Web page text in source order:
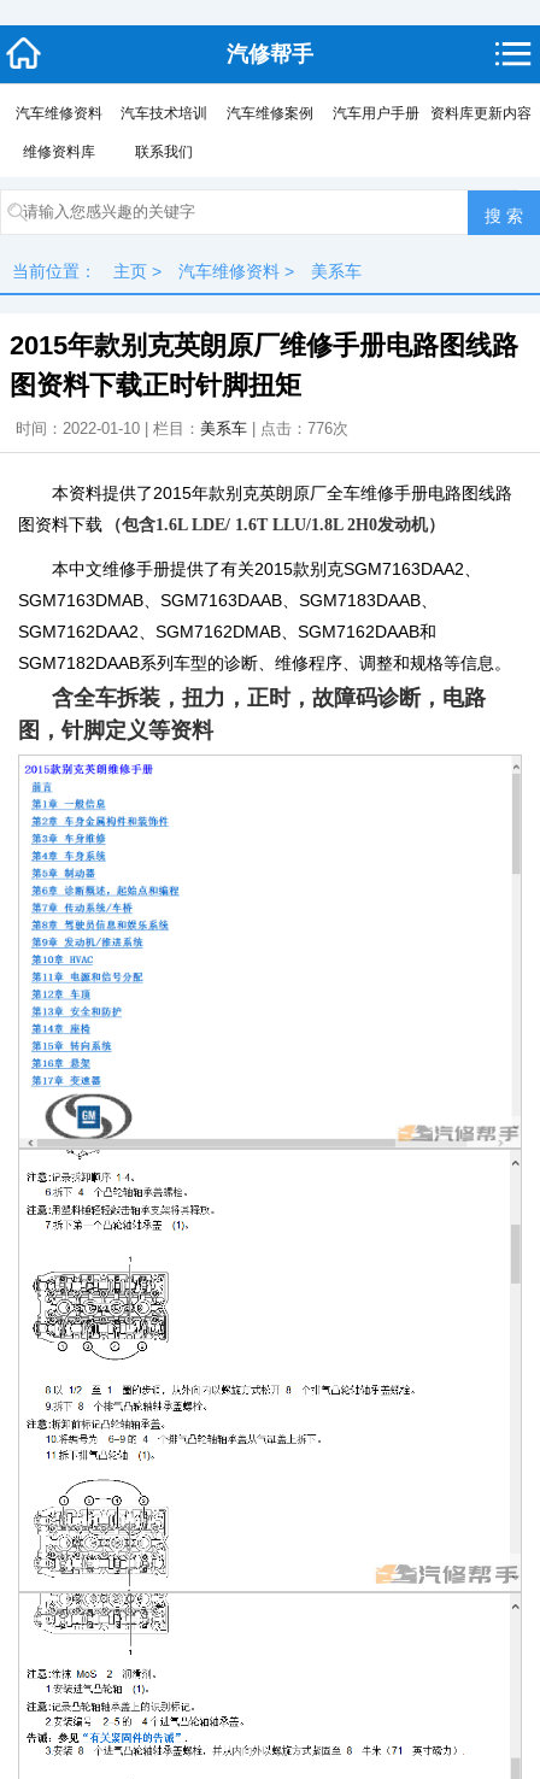
汽修帮手
汽车维修资料 汽车技术培训 汽车维修案例 汽车用户手册 资料库更新内容
维修资料库 联系我们
当前位置： 主页 > 汽车维修资料 > 美系车
2015年款别克英朗原厂维修手册电路图线路
图资料下载正时针脚扭矩
时间：2022-01-10 | 栏目： 美系车 | 点击： 776次
本资料提供了2015年款别克英朗原厂全车维修手册电路图线路
图资料下载
（包含1.6L LDE/ 1.6T LLU/1.8L 2H0发动机）
本中文维修手册提供了有关2015款别克SGM7163DAA2、
SGM7163DMAB、SGM7163DAAB、SGM7183DAAB、
SGM7162DAA2、SGM7162DMAB、SGM7162DAAB和
SGM7182DAAB系列车型的诊断、维修程序、调整和规格等信息。
含全车拆装，扭力，正时，故障码诊断，电路
图，针脚定义等资料